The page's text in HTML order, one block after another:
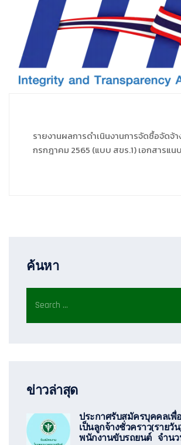
รายงานผลการดำเนินงานการจัดซื้อจัดจ้
กรกฎาคม 2565 (แบบ สขร.1) เอกสารแนบ
ค้นหา
ข่าวล่าสุด
ประกาศรับสมัครบุคคลเพื่
เป็นลูกจ้างชั่วคราว(รายวั
พนักงานขับรถยนต์ จำนว